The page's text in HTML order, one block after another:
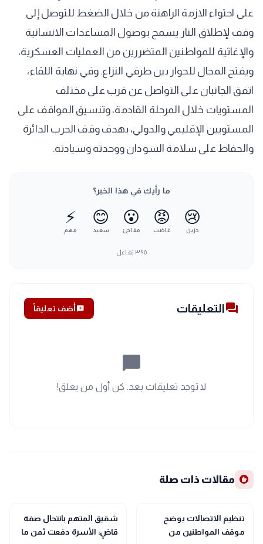
على احتواء الازمة الراهنة من خلال الضغط للتوصل إلى
وقف لإطلاق النار يسمح بوصول المساعدات الانسانية
والإغاثية للمواطنين المتضررين من العمليات العسكرية،
ويفتح المجال للحوار بين طرفي النزاع. ‏‎وفي نهاية اللقاء،
اتفق الجانبان على التواصل عن قرب على مختلف
المستويات خلال المرحلة القادمة، وتنسيق المواقف على
المستويين الإقليمي والدولي، بهدف وقف الحرب الدائرة
والحفاظ على سلامة السودان ووحدته وسيادته.
ما رأيك في هذا الخبر؟
😢
حزين
😡
غاضب
😮
مفاجئ
😊
سعيد
⚡
مهم
٣٩٥ تفاعل
forumالتعليقات add_commentأضف تعليقاً
chat_bubble_outline
لا توجد تعليقات بعد. كن أول من يعلق!
recommend مقالات ذات صلة
public
الأخبار المحلية
تنظيم الاتصالات يوضح
موقف المواطنين من
public
الأخبار المحلية
شقيق المتهم بانتحال صفة
قاضٍ: الأسرة دفعت ثمن ما